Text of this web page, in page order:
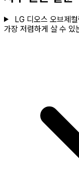
LG 디오스 오브제
가장 저렴하게 살 수 있